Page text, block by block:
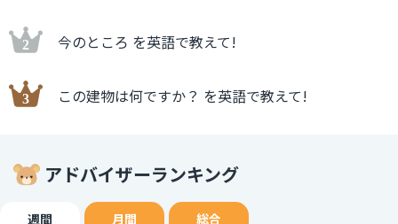
今のところ を英語で教えて!
この建物は何ですか？ を英語で教えて!
アドバイザーランキング
週間 月間 総合